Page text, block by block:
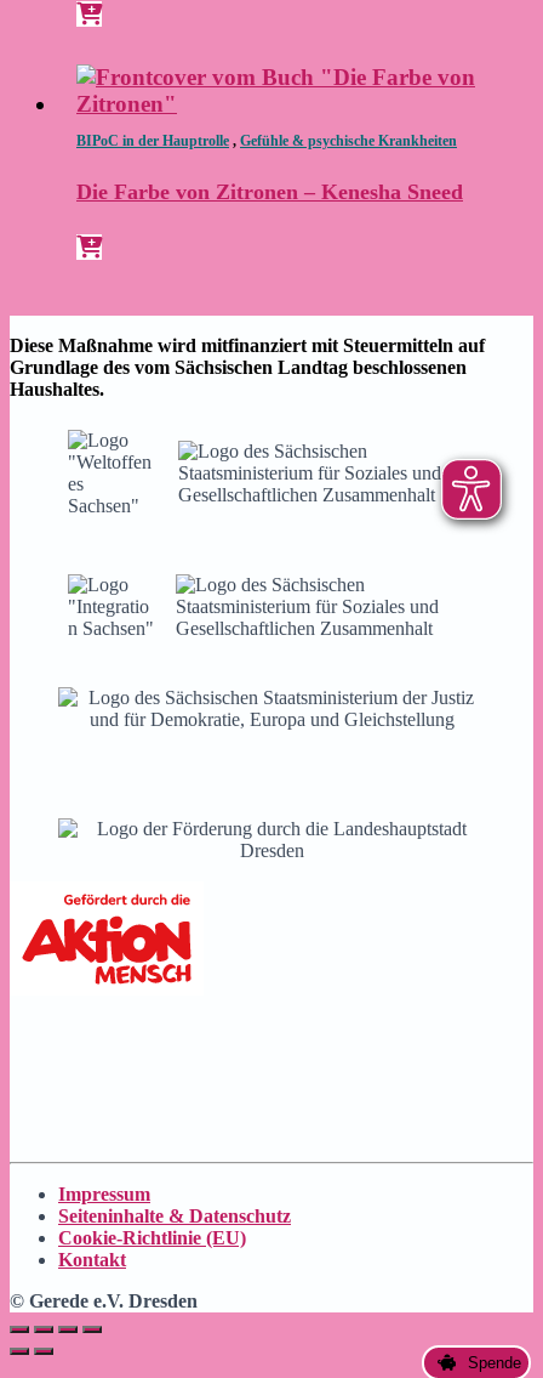
BIPoC in der Hauptrolle , Gefühle & psychische Krankheiten
Die Farbe von Zitronen – Kenesha Sneed
Diese Maßnahme wird mitfinanziert mit Steuermitteln auf
Grundlage des vom Sächsischen Landtag beschlossenen
Haushaltes.
Impressum
Seiteninhalte & Datenschutz
Cookie-Richtlinie (EU)
Kontakt
© Gerede e.V. Dresden
Spende